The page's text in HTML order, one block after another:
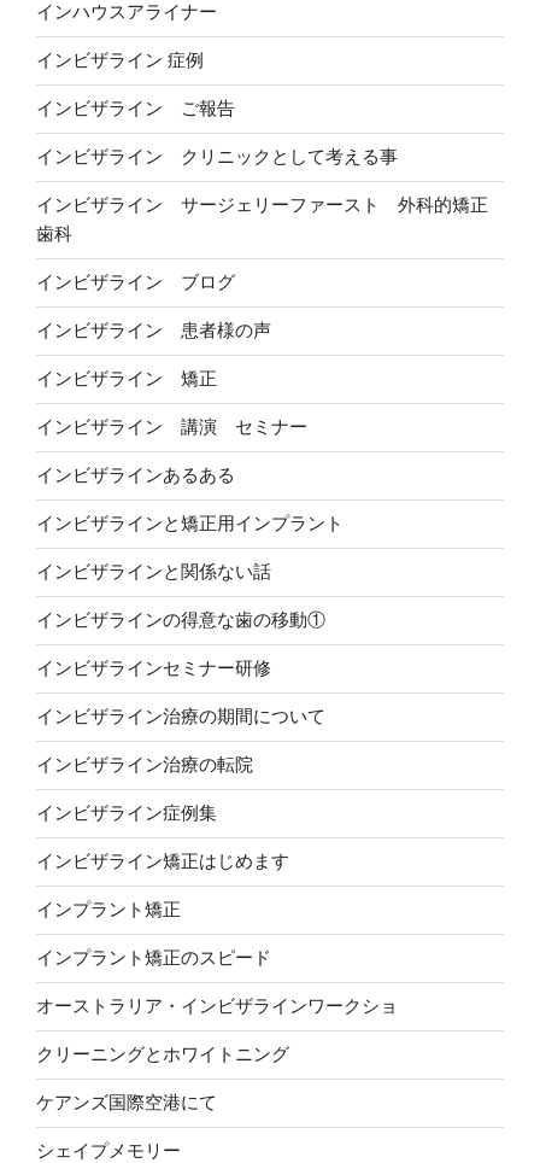
インハウスアライナー
インビザライン 症例
インビザライン ご報告
インビザライン クリニックとして考える事
インビザライン サージェリーファースト 外科的矯正
歯科
インビザライン ブログ
インビザライン 患者様の声
インビザライン 矯正
インビザライン 講演 セミナー
インビザラインあるある
インビザラインと矯正用インプラント
インビザラインと関係ない話
インビザラインの得意な歯の移動①
インビザラインセミナー研修
インビザライン治療の期間について
インビザライン治療の転院
インビザライン症例集
インビザライン矯正はじめます
インプラント矯正
インプラント矯正のスピード
オーストラリア・インビザラインワークショ
クリーニングとホワイトニング
ケアンズ国際空港にて
シェイプメモリー